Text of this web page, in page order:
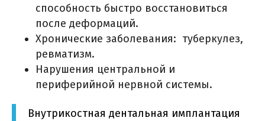
способность быстро восстановиться
после деформаций.
Хронические заболевания: туберкулез,
ревматизм.
Нарушения центральной и
периферийной нервной системы.
Внутрикостная дентальная имплантация